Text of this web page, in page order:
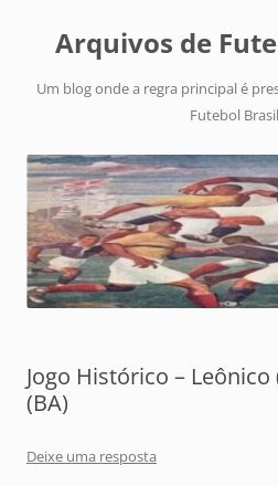
Arquivos de
Um blog onde a regra principal é
Futebol
Jogo Histórico – Leônico
(BA)
Deixe uma resposta